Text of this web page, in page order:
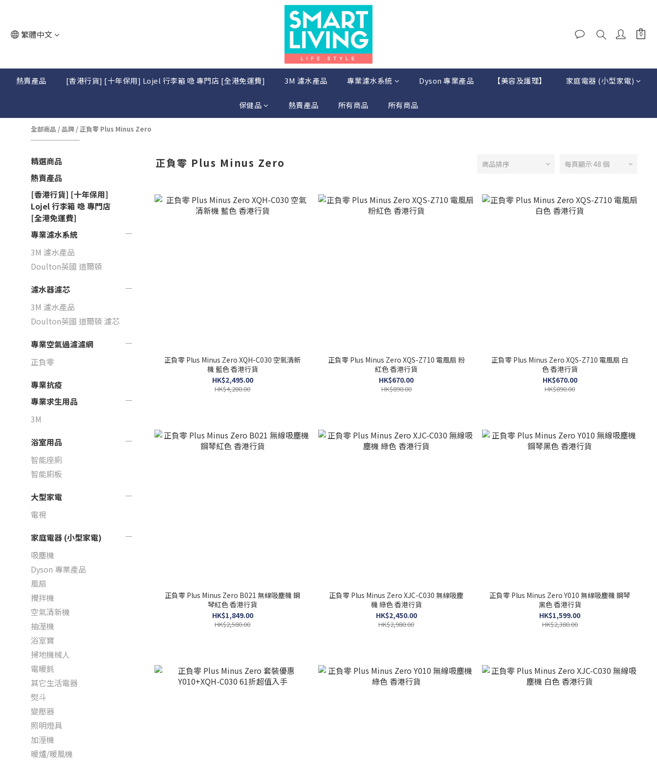
繁體中文
熱賣產品 [香港行貨] [十年保用] Lojel 行李箱 喼 專門店 [全港免運費] 3M 濾水產品 專業濾水系統 Dyson 專業產品 【美容及護理】 家庭電器 (小型家電)
保健品 熱賣產品 所有商品 所有商品
全部商品 /品牌 /正負零 Plus Minus Zero
精選商品
熱賣產品
[香港行貨] [十年保用]
Lojel 行李箱 喼 專門店
[全港免運費]
專業濾水系統
3M 濾水產品
Doulton英國 道爾頓
濾水器濾芯
3M 濾水產品
Doulton英國 道爾頓 濾芯
專業空氣過濾濾網
正負零
專業抗疫
專業求生用品
3M
浴室用品
智能座廁
智能廁板
大型家電
電視
家庭電器 (小型家電)
吸塵機
Dyson 專業產品
風扇
攪拌機
空氣清新機
抽溼機
浴室寶
掃地機械人
電暖氈
其它生活電器
熨斗
變壓器
照明燈具
加溼機
暖爐/暖風機
正負零 Plus Minus Zero 商品排序 每頁顯示 48 個
正負零 Plus Minus Zero XQH-C030 空氣清新
機 藍色 香港行貨
HK$2,495.00
HK$4,280.00
正負零 Plus Minus Zero XQS-Z710 電風扇 粉
紅色 香港行貨
HK$670.00
HK$890.00
正負零 Plus Minus Zero XQS-Z710 電風扇 白
色 香港行貨
HK$670.00
HK$890.00
正負零 Plus Minus Zero B021 無線吸塵機 鋼
琴紅色 香港行貨
HK$1,849.00
HK$2,580.00
正負零 Plus Minus Zero XJC-C030 無線吸塵
機 綠色 香港行貨
HK$2,450.00
HK$2,980.00
正負零 Plus Minus Zero Y010 無線吸塵機 鋼琴
黑色 香港行貨
HK$1,599.00
HK$2,380.00